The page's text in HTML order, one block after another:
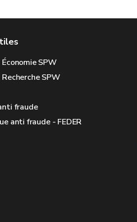
SPW
SPW
fraude
anti fraude - FEDER